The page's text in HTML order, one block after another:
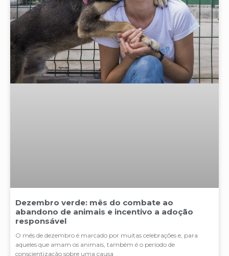
Dezembro verde: mês do combate ao
abandono de animais e incentivo a adoção
responsável
O mês de dezembro é marcado por muitas celebrações e, para
aqueles que amam os animais, também é o período de
conscientização sobre uma causa